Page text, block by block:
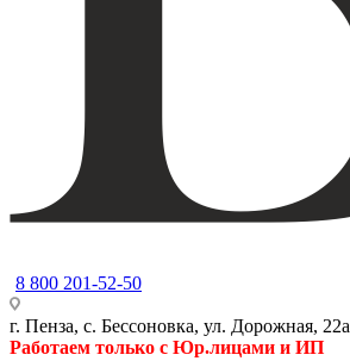
8 800 201-52-50
г. Пенза, с. Бессоновка, ул. Дорожная, 22а
Работаем только с Юр.лицами и ИП